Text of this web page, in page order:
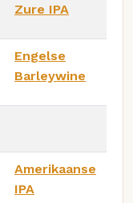
Zure IPA
Engelse
Barleywine
Amerikaanse
IPA